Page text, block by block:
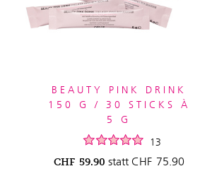
BEAUTY PINK DRINK
150 G / 30 STICKS À
5 G
13
CHF 59.90 statt CHF 75.90